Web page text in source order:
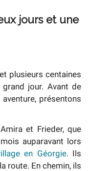
jours et une
plusieurs centaines
jour. Avant de
présentons
et Frieder, que
auparavant lors
en Géorgie. Ils
route. En chemin, ils